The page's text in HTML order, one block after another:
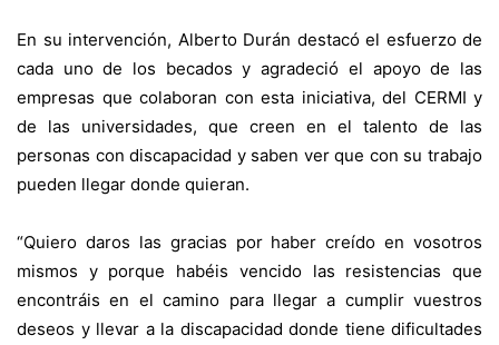
En su intervención, Alberto Durán destacó el esfuerzo de
cada uno de los becados y agradeció el apoyo de las
empresas que colaboran con esta iniciativa, del CERMI y
de las universidades, que creen en el talento de las
personas con discapacidad y saben ver que con su trabajo
pueden llegar donde quieran.
“Quiero daros las gracias por haber creído en vosotros
mismos y porque habéis vencido las resistencias que
encontráis en el camino para llegar a cumplir vuestros
deseos y llevar a la discapacidad donde tiene dificultades